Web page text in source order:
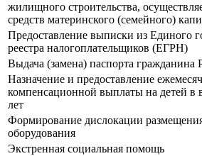
жилищного строительства,
средств материнского (семейного)
Предоставление выписки из Единого
реестра налогоплательщиков (ЕГРН)
Выдача (замена) паспорта гражданина
Назначение и предоставление
компенсационной выплаты на детей в
лет
Формирование дислокации
оборудования
Экстренная социальная помощь